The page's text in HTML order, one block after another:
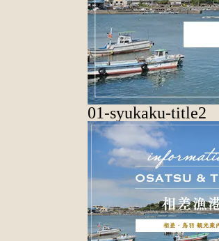
01-syukaku-title2